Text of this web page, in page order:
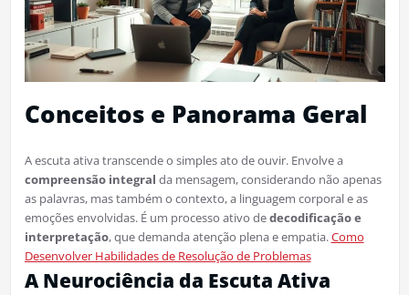
Conceitos e Panorama Geral
A escuta ativa transcende o simples ato de ouvir. Envolve a
compreensão integral da mensagem, considerando não apenas
as palavras, mas também o contexto, a linguagem corporal e as
emoções envolvidas. É um processo ativo dedecodificação e
interpretação, que demanda atenção plena e empatia.Como
Desenvolver Habilidades de Resolução de Problemas
A Neurociência da Escuta Ativa